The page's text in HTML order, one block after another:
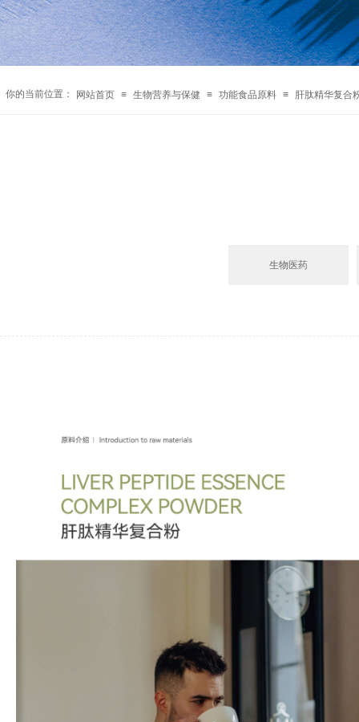
你的当前位置： 网站首页 ≡ 生物营养与保健 ≡ 功能食品原料 ≡ 肝肽精华复合
生物医药